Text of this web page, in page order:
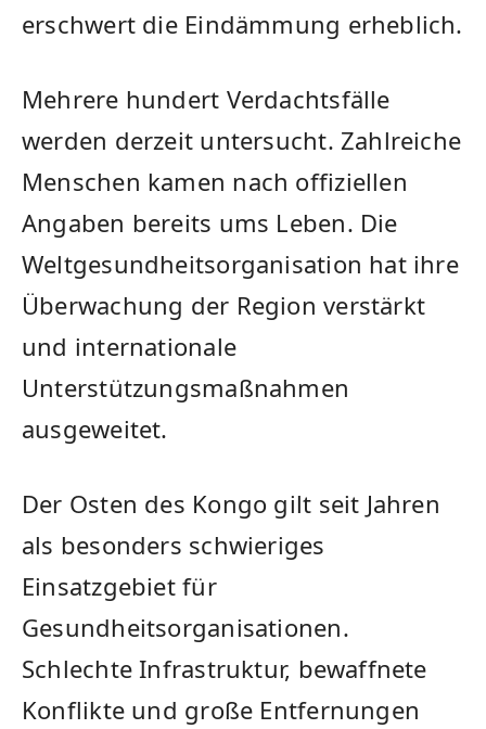
erschwert die Eindämmung erheblich.
Mehrere hundert Verdachtsfälle
werden derzeit untersucht. Zahlreiche
Menschen kamen nach offiziellen
Angaben bereits ums Leben. Die
Weltgesundheitsorganisation hat ihre
Überwachung der Region verstärkt
und internationale
Unterstützungsmaßnahmen
ausgeweitet.
Der Osten des Kongo gilt seit Jahren
als besonders schwieriges
Einsatzgebiet für
Gesundheitsorganisationen.
Schlechte Infrastruktur, bewaffnete
Konflikte und große Entfernungen